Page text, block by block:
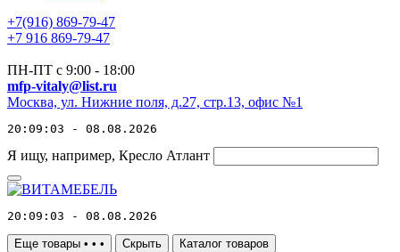
+7(916) 869-79-47
+7 916 869-79-47
ПН-ПТ с 9:00 - 18:00
mfp-vitaly@list.ru
Москва, ул. Нижние поля, д.27, стр.13, офис №1
20:09:03 - 08.08.2026
Я ищу, например, Кресло Атлант
20:09:03 - 08.08.2026
Еще товары • • • Скрыть Каталог товаров